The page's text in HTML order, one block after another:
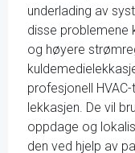
underlading av
disse problemene
og høyere
profesjonell
lekkasjen. De vil
oppdage og
den ved hjelp av